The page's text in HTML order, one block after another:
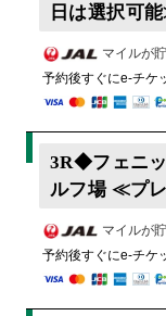
日は選択可
マイルが
予約後すぐにe-チケ
3R◆フェニ
ルフ場 ≪プ
マイルが
予約後すぐにe-チケ